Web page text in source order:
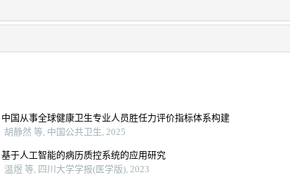
中国从事全球健康卫生专业人员胜任力评价指标体系构建
胡静然 等, 中国公共卫生, 2025
基于人工智能的病历质控系统的应用研究
温煜 等, 四川大学学报(医学版), 2023